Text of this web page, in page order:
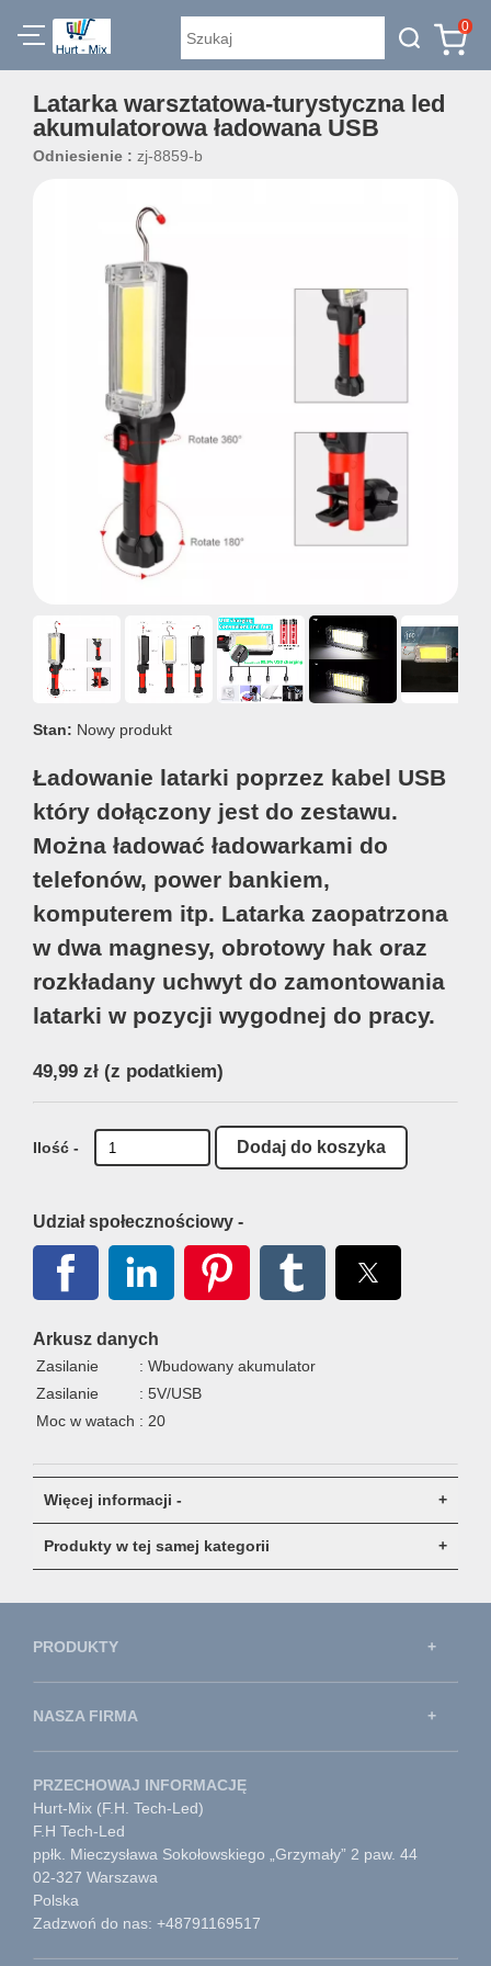
0
Latarka warsztatowa-turystyczna led
akumulatorowa ładowana USB
Odniesienie : zj-8859-b
Stan: Nowy produkt
Ładowanie latarki poprzez kabel USB
który dołączony jest do zestawu.
Można ładować ładowarkami do
telefonów, power bankiem,
komputerem itp. Latarka zaopatrzona
w dwa magnesy, obrotowy hak oraz
rozkładany uchwyt do zamontowania
latarki w pozycji wygodnej do pracy.
49,99 zł (z podatkiem)
Ilość -
Udział społecznościowy -
Arkusz danych
Zasilanie
: Wbudowany akumulator
Zasilanie
: 5V/USB
Moc w watach : 20
Więcej informacji -
Produkty w tej samej kategorii
PRODUKTY
NASZA FIRMA
PRZECHOWAJ INFORMACJĘ
Hurt-Mix (F.H. Tech-Led)
F.H Tech-Led
ppłk. Mieczysława Sokołowskiego „Grzymały” 2 paw. 44
02-327 Warszawa
Polska
Zadzwoń do nas: +48791169517